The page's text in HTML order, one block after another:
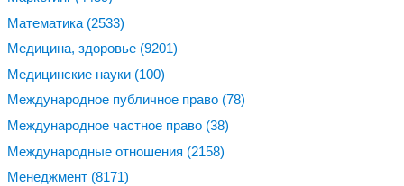
Математика (2533)
Медицина, здоровье (9201)
Медицинские науки (100)
Международное публичное право (78)
Международное частное право (38)
Международные отношения (2158)
Менеджмент (8171)